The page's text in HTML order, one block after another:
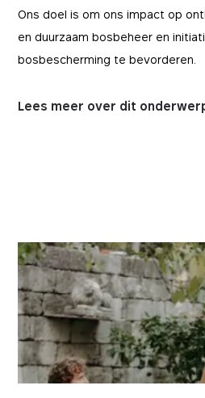
Ons doel is om ons impact op
en duurzaam bosbeheer en
bosbescherming te bevorderen.
Lees meer over dit
aan de website naar hun
12 maanden
13 maanden